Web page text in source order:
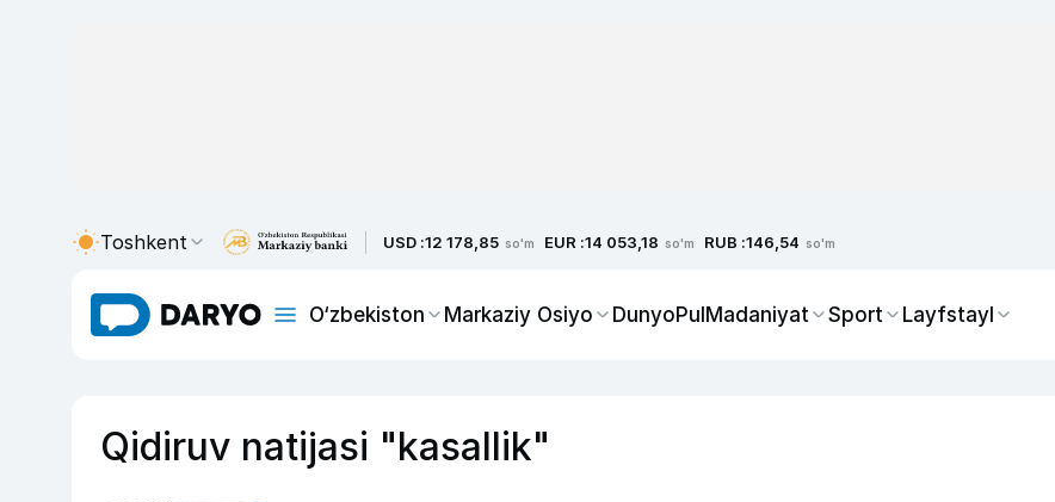
Toshkent USD :12 178,85 so'm EUR :14 053,18 so'm RUB :146,54 so'm
O‘zbekiston Markaziy Osiyo DunyoPulMadaniyat Sport Layfstayl
Qidiruv natijasi "kasallik"